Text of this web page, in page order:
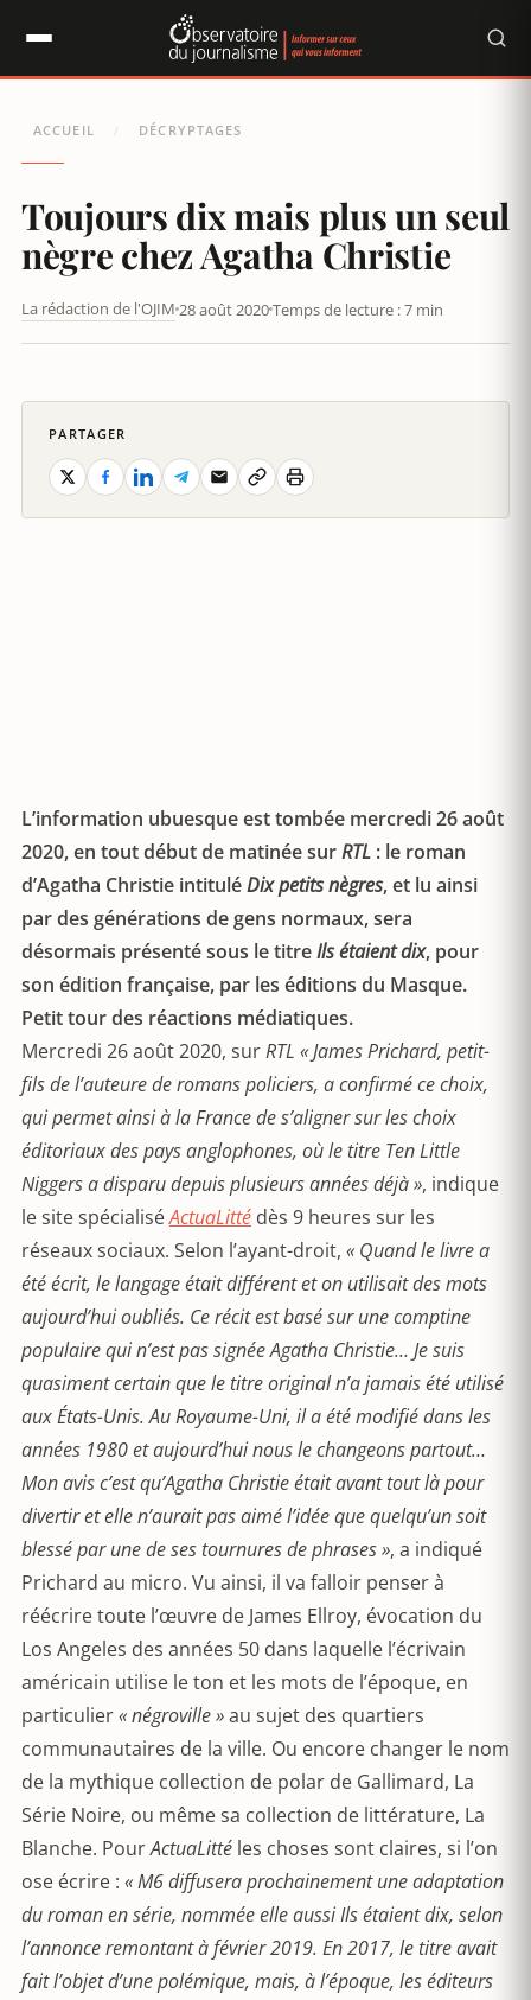
ACCUEIL / DÉCRYPTAGES
Toujours dix mais plus un seul
nègre chez Agatha Christie
La rédaction de l'OJIM 28 août 2020Temps de lecture : 7 min
L’information ubuesque est tombée mercredi 26 août
2020, en tout début de matinée surRTL : le roman
d’Agatha Christie intituléDix petits nègres, et lu ainsi
par des générations de gens normaux, sera
désormais présenté sous le titreIls étaient dix, pour
son édition française, par les éditions du Masque.
Petit tour des réactions médiatiques.
Mercredi 26 août 2020, surRTL « James Prichard, petit-
fils de l’auteure de romans policiers, a confirmé ce choix,
qui permet ainsi à la France de s’aligner sur les choix
éditoriaux des pays anglophones, où le titre Ten Little
Niggers a disparu depuis plusieurs années déjà », indique
le site spécialiséActuaLitté dès 9 heures sur les
réseaux sociaux. Selon l’ayant-droit, « Quand le livre a
été écrit, le langage était différent et on utilisait des mots
aujourd’hui oubliés. Ce récit est basé sur une comptine
populaire qui n’est pas signée Agatha Christie… Je suis
quasiment certain que le titre original n’a jamais été utilisé
aux États-Unis. Au Royaume-Uni, il a été modifié dans les
années 1980 et aujourd’hui nous le changeons partout…
Mon avis c’est qu’Agatha Christie était avant tout là pour
divertir et elle n’aurait pas aimé l’idée que quelqu’un soit
blessé par une de ses tournures de phrases », a indiqué
Prichard au micro. Vu ainsi, il va falloir penser à
réécrire toute l’œuvre de James Ellroy, évocation du
Los Angeles des années 50 dans laquelle l’écrivain
américain utilise le ton et les mots de l’époque, en
particulier« négroville »au sujet des quartiers
communautaires de la ville. Ou encore changer le nom
de la mythique collection de polar de Gallimard, La
Série Noire, ou même sa collection de littérature, La
Blanche. PourActuaLitté les choses sont claires, si l’on
ose écrire : « M6 diffusera prochainement une adaptation
du roman en série, nommée elle aussi Ils étaient dix, selon
l’annonce remontant à février 2019. En 2017, le titre avait
fait l’objet d’une polémique, mais, à l’époque, les éditeurs
PARTAGER
Panneau de gestion des cookies